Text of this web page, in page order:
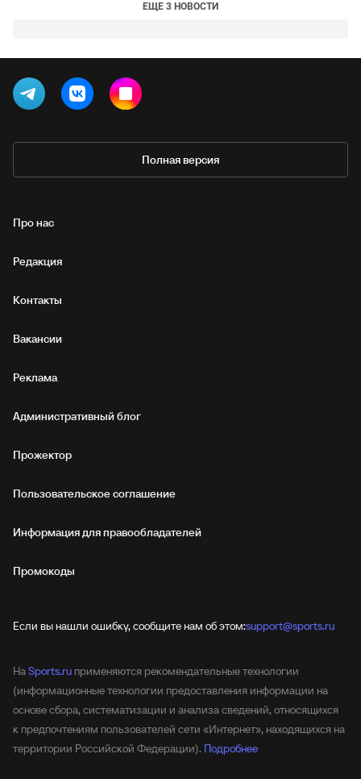
ЕЩЕ 3 НОВОСТИ
Полная версия
Про нас
Редакция
Контакты
Вакансии
Реклама
Административный блог
Прожектор
Пользовательское соглашение
Информация для правообладателей
Промокоды
Если вы нашли ошибку, сообщите нам об этом:support@sports.ru
НаSports.ru применяются рекомендательные технологии
(информационные технологии предоставления информации на
основе сбора, систематизации и анализа сведений, относящихся
к предпочтениям пользователей сети «Интернет», находящихся на
территории Российской Федерации). Подробнее